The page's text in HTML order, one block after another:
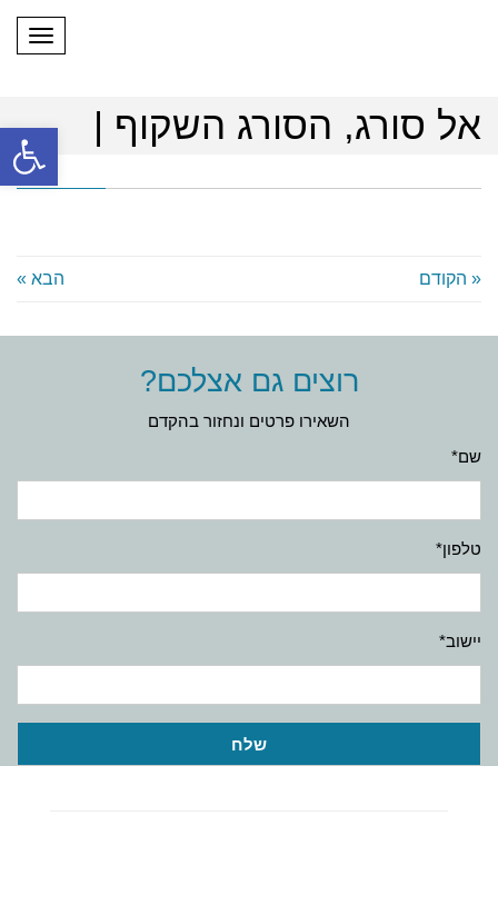
אל סורג, הסורג השקוף |
« הקודם הבא »
רוצים גם אצלכם?
השאירו פרטים ונחזור בהקדם
שם*
טלפון*
יישוב*